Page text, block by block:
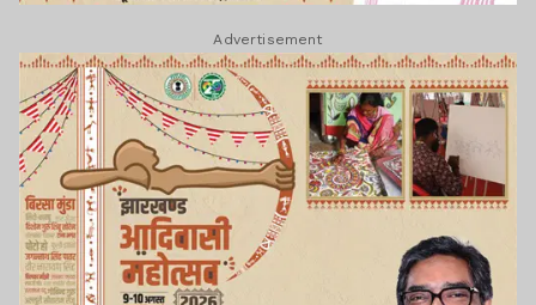
Advertisement